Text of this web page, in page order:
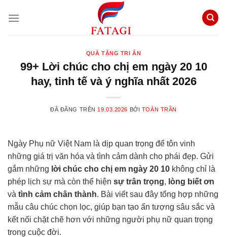
đến
QUÀ TẶNG TRI ÂN
99+ Lời chúc cho chị em ngày 20 10
hay, tinh tế và ý nghĩa nhất 2026
ĐÃ ĐĂNG TRÊN 19.03.2026 BỞI TOÀN TRẦN
Ngày Phụ nữ Việt Nam là dịp quan trọng để tôn vinh
những giá trị văn hóa và tình cảm dành cho phái đẹp. Gửi
gắm những lời chúc cho chị em ngày 20 10 không chỉ là
phép lịch sự mà còn thể hiện sự trân trọng, lòng biết ơn
và tình cảm chân thành. Bài viết sau đây tổng hợp những
mẫu câu chúc chọn lọc, giúp bạn tạo ấn tượng sâu sắc và
kết nối chặt chẽ hơn với những người phụ nữ quan trọng
trong cuộc đời.